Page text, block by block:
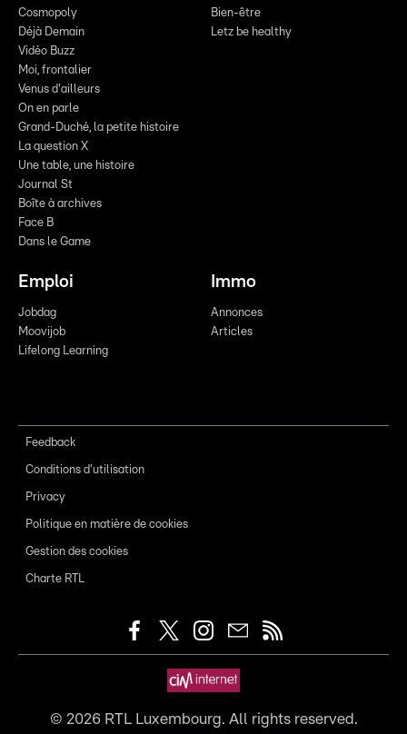
Cosmopoly
Déjà Demain
Vidéo Buzz
Moi, frontalier
Venus d'ailleurs
On en parle
Grand-Duché, la petite histoire
La question X
Une table, une histoire
Journal St
Boîte à archives
Face B
Dans le Game
Bien-être
Letz be healthy
Emploi
Jobdag
Moovijob
Lifelong Learning
Immo
Annonces
Articles
Feedback
Conditions d'utilisation
Privacy
Politique en matière de cookies
Gestion des cookies
Charte RTL
© 2026RTL Luxembourg. All rights reserved.